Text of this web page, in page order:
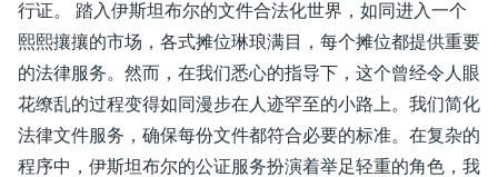
行证。 踏入伊斯坦布尔的文件合法化世界，如同进入一个
熙熙攘攘的市场，各式摊位琳琅满目，每个摊位都提供重要
的法律服务。然而，在我们悉心的指导下，这个曾经令人眼
花缭乱的过程变得如同漫步在人迹罕至的小路上。我们简化
法律文件服务，确保每份文件都符合必要的标准。在复杂的
程序中，伊斯坦布尔的公证服务扮演着举足轻重的角色，我